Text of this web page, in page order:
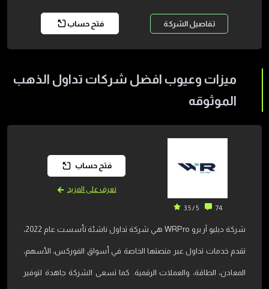
فتح حساب تفاصيل الشركة
ميزات وعيوب افضل شركات تداول الذهب
الموثوقه
74
5 / 3.5
شركة دبليو آر برو WRPro هي شركة تداول ناشئة تأسست عام 2022،
تقدم خدمات تداول عبر منصتها الخاصة في أسواق الفوركس، الأسهم،
المعادن، الطاقة، والعملات الرقمية. كما تسعى الشركة جاهدة لتوفير
فتح حساب
تعرف على المزيد